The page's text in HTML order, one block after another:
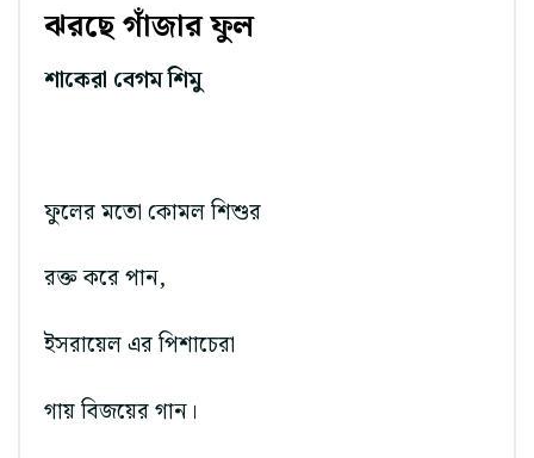
ঝরছে গাঁজার ফুল
শাকেরা বেগম শিমু
ফুলের মতো কোমল শিশুর
রক্ত করে পান,
ইসরায়েল এর পিশাচেরা
গায় বিজয়ের গান।